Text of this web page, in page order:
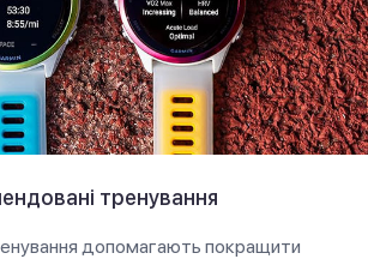
тренування
допомагають покращити